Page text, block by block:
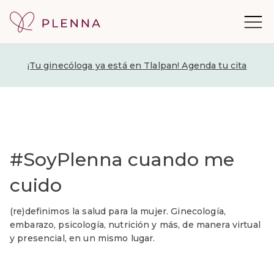
¡Tu ginecóloga ya está en Tlalpan! Agenda tu cita
#SoyPlenna cuando me
cuido
(re)definimos la salud para la mujer. Ginecología,
embarazo, psicología, nutrición y más, de manera virtual
y presencial, en un mismo lugar.